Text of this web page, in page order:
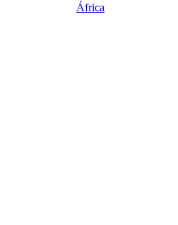
África